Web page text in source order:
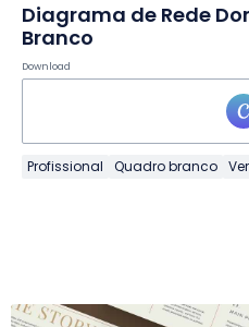
Diagrama de Rede
Branco
Download
Profissional Quadro branco